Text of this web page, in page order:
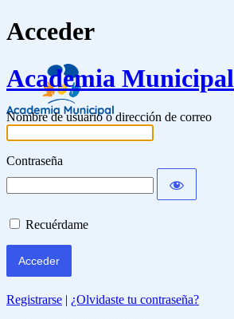
Acceder
Academia Municipal
Nombre de usuario o dirección de correo
Contraseña
Recuérdame
Registrarse | ¿Olvidaste tu contraseña?